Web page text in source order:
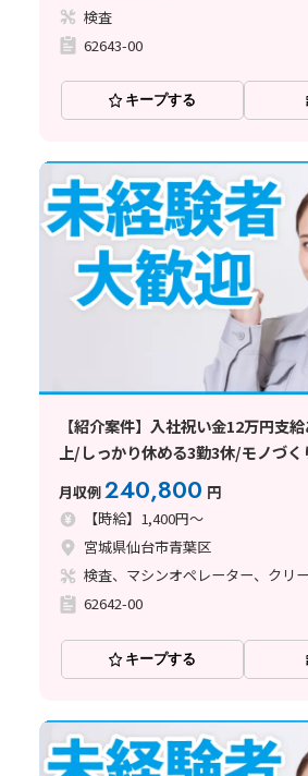
検査
62643-00
キープする
【紹介案件】入社祝い金12万円支
上/しっかり休める3勤3休/モノづ
月収例240,800 円
【時給】1,400円～
宮城県仙台市青葉区
検査、マシンオペレーター、クリ
62642-00
キープする